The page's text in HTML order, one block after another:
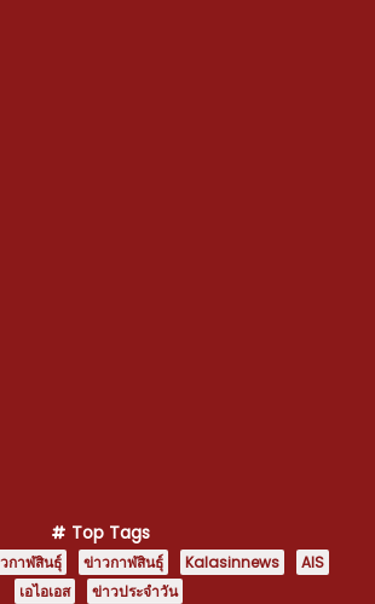
Top Tags
กาฬสินธุ์ ข่าวกาฬสินธุ์ Kalasinnews
AIS
เอไอเอส
ข่าวประจำวัน